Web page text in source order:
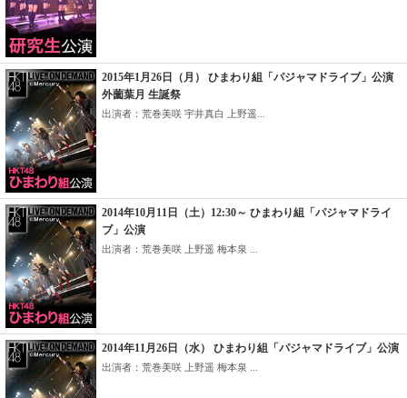
2015年1月26日（月） ひまわり組「パジャマドライブ」公演
外薗葉月 生誕祭
出演者：荒巻美咲 宇井真白 上野遥...
2014年10月11日（土）12:30～ ひまわり組「パジャマドライ
ブ」公演
出演者：荒巻美咲 上野遥 梅本泉 ...
2014年11月26日（水） ひまわり組「パジャマドライブ」公演
出演者：荒巻美咲 上野遥 梅本泉 ...